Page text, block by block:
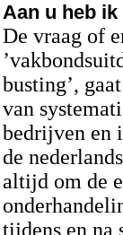
Aan u heb
De vraag of
busting’,
van
bedrijven en
de
altijd om de
tijdens en na